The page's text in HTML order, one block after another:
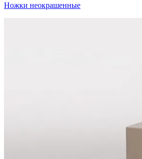
Ножки неокрашенные